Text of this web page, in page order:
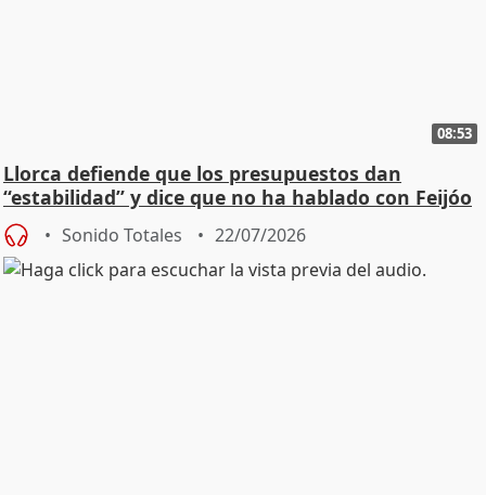
08:53
Llorca defiende que los presupuestos dan
“estabilidad” y dice que no ha hablado con Feijóo
Sonido Totales 22/07/2026